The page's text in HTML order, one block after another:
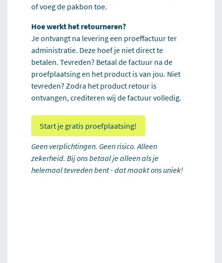
of voeg de pakbon toe.
Hoe werkt het retourneren?
Je ontvangt na levering een proeffactuur ter
administratie. Deze hoef je niet direct te
betalen. Tevreden? Betaal de factuur na de
proefplaatsing en het product is van jou. Niet
tevreden? Zodra het product retour is
ontvangen, crediteren wij de factuur volledig.
Start je gratis proefplaatsing!
Geen verplichtingen. Geen risico. Alleen
zekerheid. Bij ons betaal je alleen als je
helemaal tevreden bent - dat maakt ons uniek!